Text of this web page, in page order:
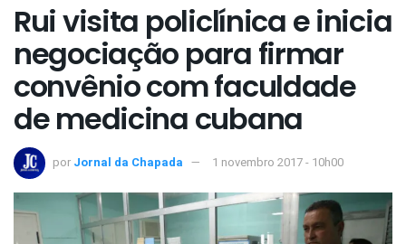
Rui visita policlínica e inicia
negociação para firmar
convênio com faculdade
de medicina cubana
por Jornal da Chapada 1 novembro 2017 - 10h00